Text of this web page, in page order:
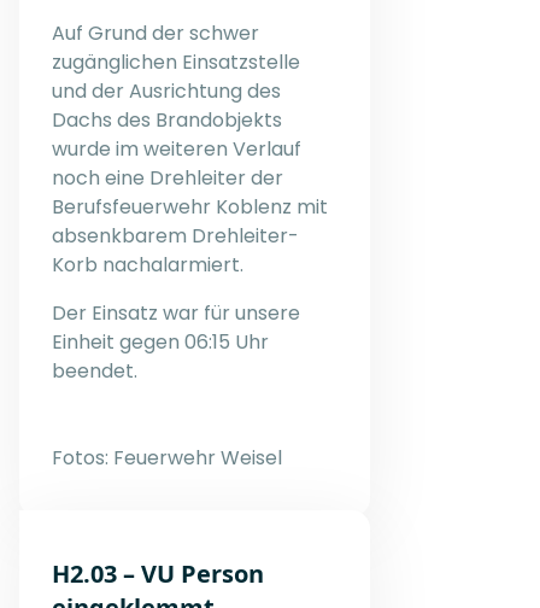
Auf Grund der schwer
zugänglichen Einsatzstelle
und der Ausrichtung des
Dachs des Brandobjekts
wurde im weiteren Verlauf
noch eine Drehleiter der
Berufsfeuerwehr Koblenz mit
absenkbarem Drehleiter-
Korb nachalarmiert.
Der Einsatz war für unsere
Einheit gegen 06:15 Uhr
beendet.
Fotos: Feuerwehr Weisel
H2.03 – VU Person